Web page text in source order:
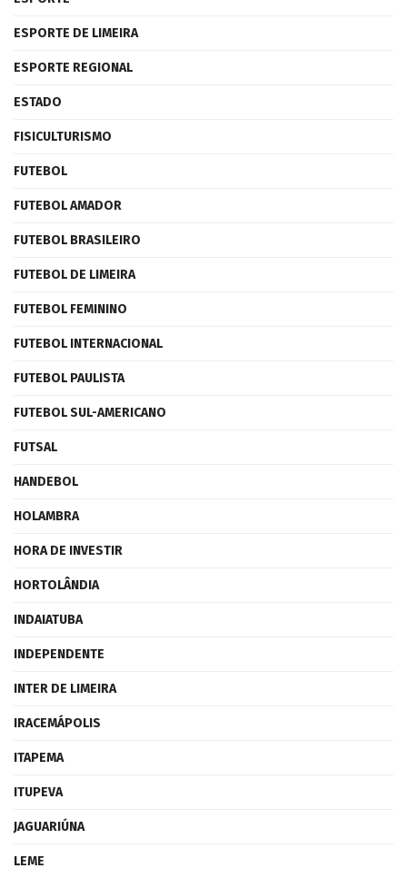
ESPORTE DE LIMEIRA
ESPORTE REGIONAL
ESTADO
FISICULTURISMO
FUTEBOL
FUTEBOL AMADOR
FUTEBOL BRASILEIRO
FUTEBOL DE LIMEIRA
FUTEBOL FEMININO
FUTEBOL INTERNACIONAL
FUTEBOL PAULISTA
FUTEBOL SUL-AMERICANO
FUTSAL
HANDEBOL
HOLAMBRA
HORA DE INVESTIR
HORTOLÂNDIA
INDAIATUBA
INDEPENDENTE
INTER DE LIMEIRA
IRACEMÁPOLIS
ITAPEMA
ITUPEVA
JAGUARIÚNA
LEME